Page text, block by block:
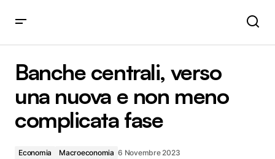
Banche centrali, verso
una nuova e non meno
complicata fase
Economia Macroeconomia 6 Novembre 2023